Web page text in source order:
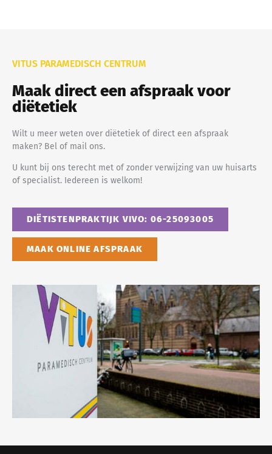
VITUS PARAMEDISCH CENTRUM
Maak direct een afspraak voor
diëtetiek
Wilt u meer weten over diëtetiek of direct een afspraak
maken? Bel of mail ons.
U kunt bij ons terecht met of zonder verwijzing van uw huisarts
of specialist. Iedereen is welkom!
DIËTISTENPRAKTIJK VIVO: 06-25093005
MAAK ONLINE AFSPRAAK